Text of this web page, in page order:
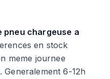
pneu chargeuse a
en stock
meme journee
Generalement 6-12h